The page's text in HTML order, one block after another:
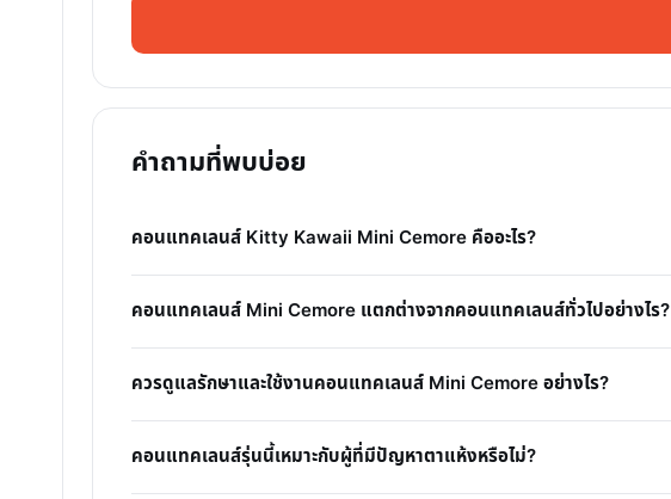
คำถามที่พบบ่อย
คอนแทคเลนส์ Kitty Kawaii Mini Cemore คืออะไร?
คอนแทคเลนส์ Mini Cemore แตกต่างจากคอนแทคเลนส์ทั่วไปอย่างไร?
ควรดูแลรักษาและใช้งานคอนแทคเลนส์ Mini Cemore อย่างไร?
คอนแทคเลนส์รุ่นนี้เหมาะกับผู้ที่มีปัญหาตาแห้งหรือไม่?